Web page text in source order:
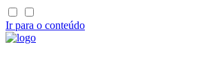
Ir para o conteúdo